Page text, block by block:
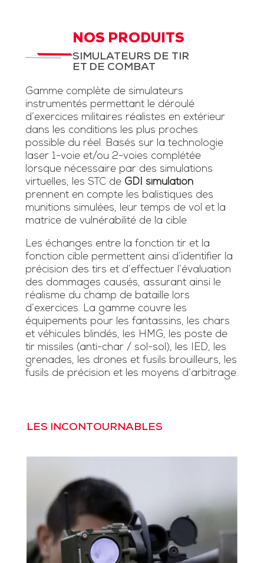
NOS PRODUITS
SIMULATEURS DE TIR
ET DE COMBAT
Gamme complète de simulateurs
instrumentés permettant le déroulé
d’exercices militaires réalistes en extérieur
dans les conditions les plus proches
possible du réel. Basés sur la technologie
laser 1-voie et/ou 2-voies complétée
lorsque nécessaire par des simulations
virtuelles, les STC de GDI simulation
prennent en compte les balistiques des
munitions simulées, leur temps de vol et la
matrice de vulnérabilité de la cible.
Les échanges entre la fonction tir et la
fonction cible permettent ainsi d’identifier la
précision des tirs et d’effectuer l’évaluation
des dommages causés, assurant ainsi le
réalisme du champ de bataille lors
d’exercices. La gamme couvre les
équipements pour les fantassins, les chars
et véhicules blindés, les HMG, les poste de
tir missiles (anti-char / sol-sol), les IED, les
grenades, les drones et fusils brouilleurs, les
fusils de précision et les moyens d’arbitrage.
LES INCONTOURNABLES